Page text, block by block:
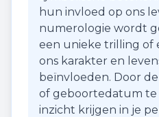
hun invloed op ons
numerologie wordt
een unieke trilling of
ons karakter en
beïnvloeden. Door
of geboortedatum te
inzicht krijgen in je